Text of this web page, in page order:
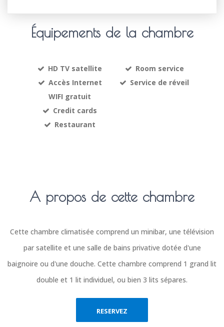
Équipements de la chambre
HD TV satellite
Accès Internet
WIFI gratuit
Credit cards
Restaurant
Room service
Service de réveil
A propos de cette chambre
Cette chambre climatisée comprend un minibar, une télévision
par satellite et une salle de bains privative dotée d'une
baignoire ou d'une douche. Cette chambre comprend 1 grand lit
double et 1 lit individuel, ou bien 3 lits sépares.
RESERVEZ